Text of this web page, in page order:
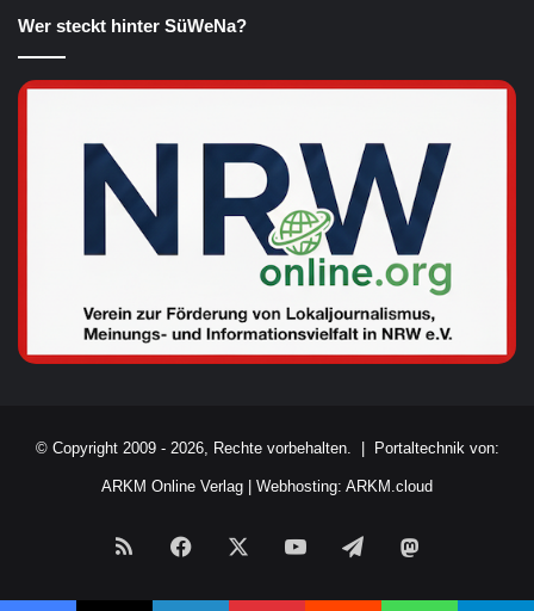
Wer steckt hinter SüWeNa?
© Copyright 2009 - 2026, Rechte vorbehalten. | Portaltechnik von:
ARKM Online Verlag Webhosting: ARKM.cloud
RSS Facebook YouTubeTelegram